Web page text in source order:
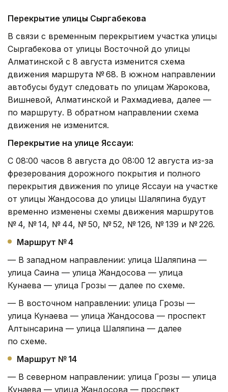
Перекрытие улицы Сыргабекова
В связи с временным перекрытием участка улицы
Сыргабекова от улицы Восточной до улицы
Алматинской с 8 августа изменится схема
движения маршрута № 68. В южном направлении
автобусы будут следовать по улицам Жарокова,
Вишневой, Алматинской и Рахмадиева, далее —
по маршруту. В обратном направлении схема
движения не изменится.
Перекрытие на улице Яссауи:
С 08:00 часов 8 августа до 08:00 12 августа из-за
фрезерования дорожного покрытия и полного
перекрытия движения по улице Яссауи на участке
от улицы Жандосова до улицы Шаляпина будут
временно изменены схемы движения маршрутов
№ 4, № 14, № 44, № 50, № 52, № 126, № 139 и № 226.
Маршрут № 4
— В западном направлении: улица Шаляпина —
улица Саина — улица Жандосова — улица
Кунаева — улица Грозы — далее по схеме.
— В восточном направлении: улица Грозы —
улица Кунаева — улица Жандосова — проспект
Алтынсарина — улица Шаляпина — далее
по схеме.
Маршрут № 14
— В северном направлении: улица Грозы — улица
Кунаева — улица Жандосова — проспект